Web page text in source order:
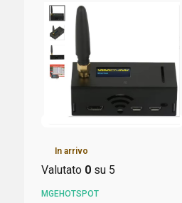
In arrivo
Valutato 0su 5
MGEHOTSPOT